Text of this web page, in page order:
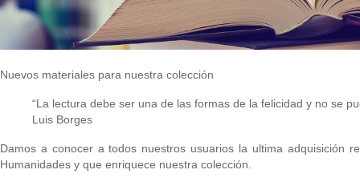
Nuevos materiales para nuestra colección
“La lectura debe ser una de las formas de la felicidad y no se
Luis Borges
Damos a conocer a todos nuestros usuarios la ultima adquisición
Humanidades y que enriquece nuestra colección.